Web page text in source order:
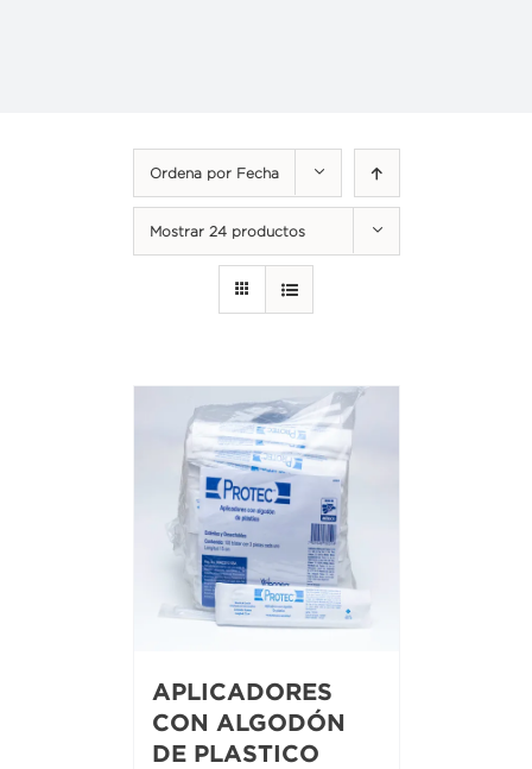
Ordena por Fecha
Mostrar 24 productos
APLICADORES
CON ALGODÓN
DE PLASTICO